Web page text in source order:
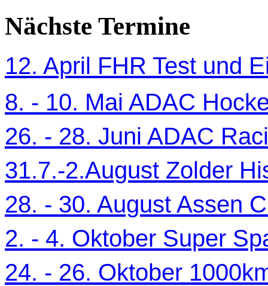
Nächste Termine
12. April FHR Test und
8. - 10. Mai ADAC
26. - 28. Juni ADAC
31.7.-2.August Zolder
28. - 30. August Assen
2. - 4. Oktober Super
24. - 26. Oktober